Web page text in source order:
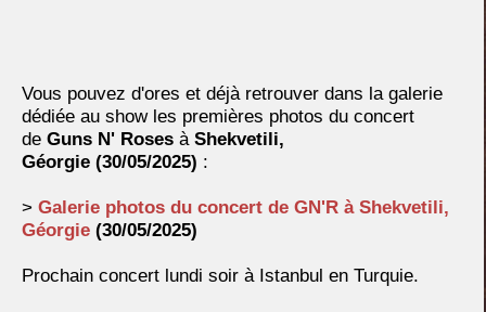
Vous pouvez d'ores et déjà retrouver dans la galerie
dédiée au show les premières photos du concert
de Guns N' Roses à Shekvetili,
Géorgie (30/05/2025) :
> Galerie photos du concert de GN'R à Shekvetili,
Géorgie (30/05/2025)
Prochain concert lundi soir à Istanbul en Turquie.